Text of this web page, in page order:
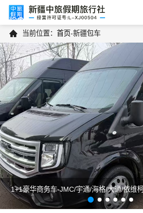
 当前位置： 首页-新疆包车
1+1豪华商务车-JMC/宇通/海格/大通/依维柯